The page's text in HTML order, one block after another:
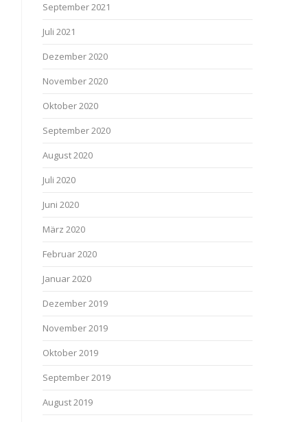
September 2021
Juli 2021
Dezember 2020
November 2020
Oktober 2020
September 2020
August 2020
Juli 2020
Juni 2020
März 2020
Februar 2020
Januar 2020
Dezember 2019
November 2019
Oktober 2019
September 2019
August 2019